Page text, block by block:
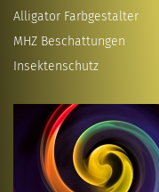
Alligator Farbgestalter
MHZ Beschattungen
Insektenschutz